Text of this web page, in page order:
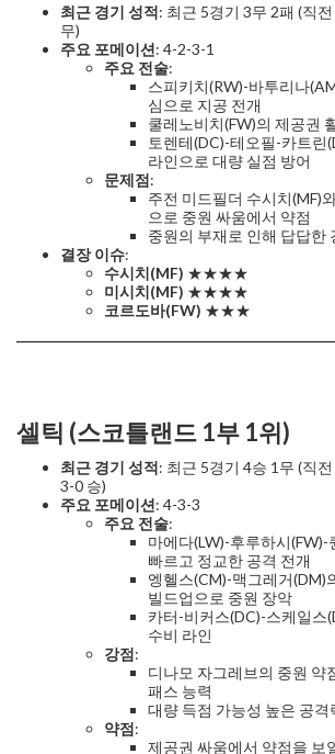
최근 경기 성적: 최근 5경기 3무 2패 (직
무)
주요 포메이션: 4-2-3-1
주요 전술:
스피키치(RW)-바투리나
심으로 지공 전개
쿨레노비치(FW)의 제공권
토렌테(DC)-테오필-카트린
라인으로 대량 실점 방어
문제점:
주전 미드필더 수시치(MF)
으로 중원 싸움에서 약점
중원의 부재로 인해 답답한
결장 이슈:
수시치(MF) ★★★★
미시치(MF) ★★★★
코르도바(FW) ★★★
셀틱 (스코틀랜드 1부 1위)
최근 경기 성적: 최근 5경기 4승 1무 (직
3-0 승)
주요 포메이션: 4-3-3
주요 전술:
마에다(LW)-후루하시(FW)-
빠르고 정교한 공격 전개
엥헬스(CM)-맥그레거(DM)
빌드업으로 중원 장악
카터-비커스(DC)-스케일스
수비 라인
강점:
디나모 자그레브의 중원 약
패스 능력
대량 득점 가능성 높은 공격
약점:
제공권 싸움에서 약점을 보